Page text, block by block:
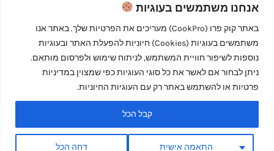
אנחנו משתמשים בעוגיות
באתר קוק פרו (CookPro) מעריכים את הפרטיות שלך. באתר אנו
משתמשים בעוגיות (Cookies) חיוניות להפעלת האתר ובעוגיות
נוספות לשיפור חוויית המשתמש, לניתוח שימוש ולפרסום מותאם.
ניתן לבחור אם לאשר את כל סוגי העוגיות כפי שמצוין במדיניות
פרטיות או להשתמש באתר רק עם העוגיות החיוניות.
התאמה אישית דחה הכל
קבל הכל
Copyright © 2026 קוק פרו - לבשל כמו מקצוענים
Powered by קוק פרו - לבשל כמו מקצוענים